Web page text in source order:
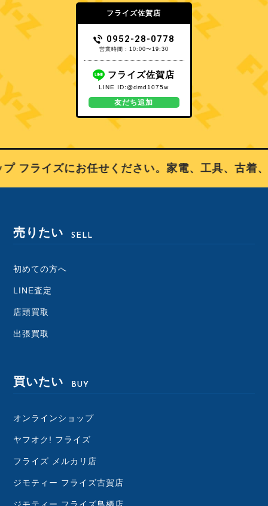
フライズ佐賀店
0952-28-0778
営業時間：10:00〜19:30
フライズ佐賀店
LINE ID:@dmd1075w
友だち追加
ライズにお任せください。家電、工具、古着、
売りたい SELL
初めての方へ
LINE査定
店頭買取
出張買取
買いたい BUY
オンラインショップ
ヤフオク! フライズ
フライズ メルカリ店
ジモティー フライズ古賀店